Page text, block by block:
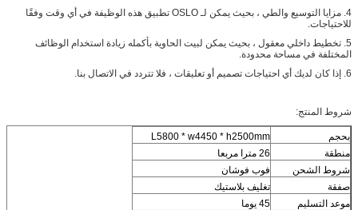
4. مزايا التوسيع والطي ، بحيث يمكن لـ OSLO تطبيق هذه الوظيفة في أي وقت وفقًا
للاحتياجات.
5. تخطيط داخلي معقول ، بحيث يمكن لبيت الحاوية بأكمله زيادة استخدام الوظائف
المختلفة في مساحة محدودة.
6. إذا كان لديك أي احتياجات تصميم أو تعليقات ، فلا تتردد في الاتصال بنا.
شروط المنتج:
بحجم
L5800 * w4450 * h2500mm
منطقة
26 مترا مربعا
شروط الشحن
فوب فوشان
صفقة
تغليف بلاستيك
موعد التسليم
45 يوما